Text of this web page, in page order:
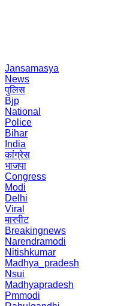
Jansamasya
News
पुलिस
Bjp
National
Police
Bihar
India
कांग्रेस
भाजपा
Congress
Modi
Delhi
Viral
मारपीट
Breakingnews
Narendramodi
Nitishkumar
Madhya_pradesh
Nsui
Madhyapradesh
Pmmodi